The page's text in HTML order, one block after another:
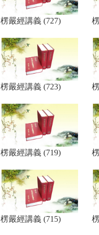
楞嚴經講義 (727)
楞嚴經講義 (723)
楞嚴經講義 (719)
楞嚴經講義 (715)